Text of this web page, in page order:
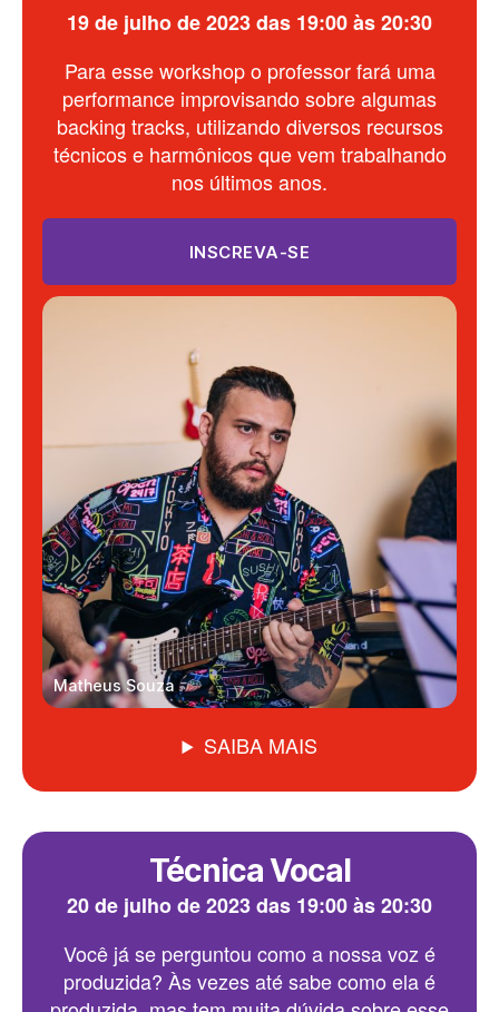
19 de julho de 2023 das 19:00 às 20:30
Para esse workshop o professor fará uma
performance improvisando sobre algumas
backing tracks, utilizando diversos recursos
técnicos e harmônicos que vem trabalhando
nos últimos anos.
INSCREVA-SE
Matheus Souza
SAIBA MAIS
Técnica Vocal
20 de julho de 2023 das 19:00 às 20:30
Você já se perguntou como a nossa voz é
produzida? Às vezes até sabe como ela é